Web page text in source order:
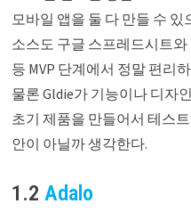
모바일 앱을 둘 다 만들 수
소스도 구글 스프레드시트
등 MVP 단계에서 정말 편리
물론 Gldie가 기능이나 디자
초기 제품을 만들어서 테스
안이 아닐까 생각한다.
1.2Adalo